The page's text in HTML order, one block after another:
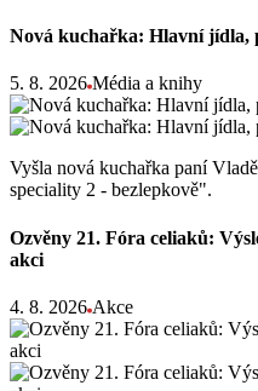
Nová kuchařka: Hlavní jídla,
5. 8. 2026 Média a knihy
Vyšla nová kuchařka paní
speciality 2 - bezlepkově".
Ozvěny 21. Fóra celiaků:
akci
4. 8. 2026 Akce